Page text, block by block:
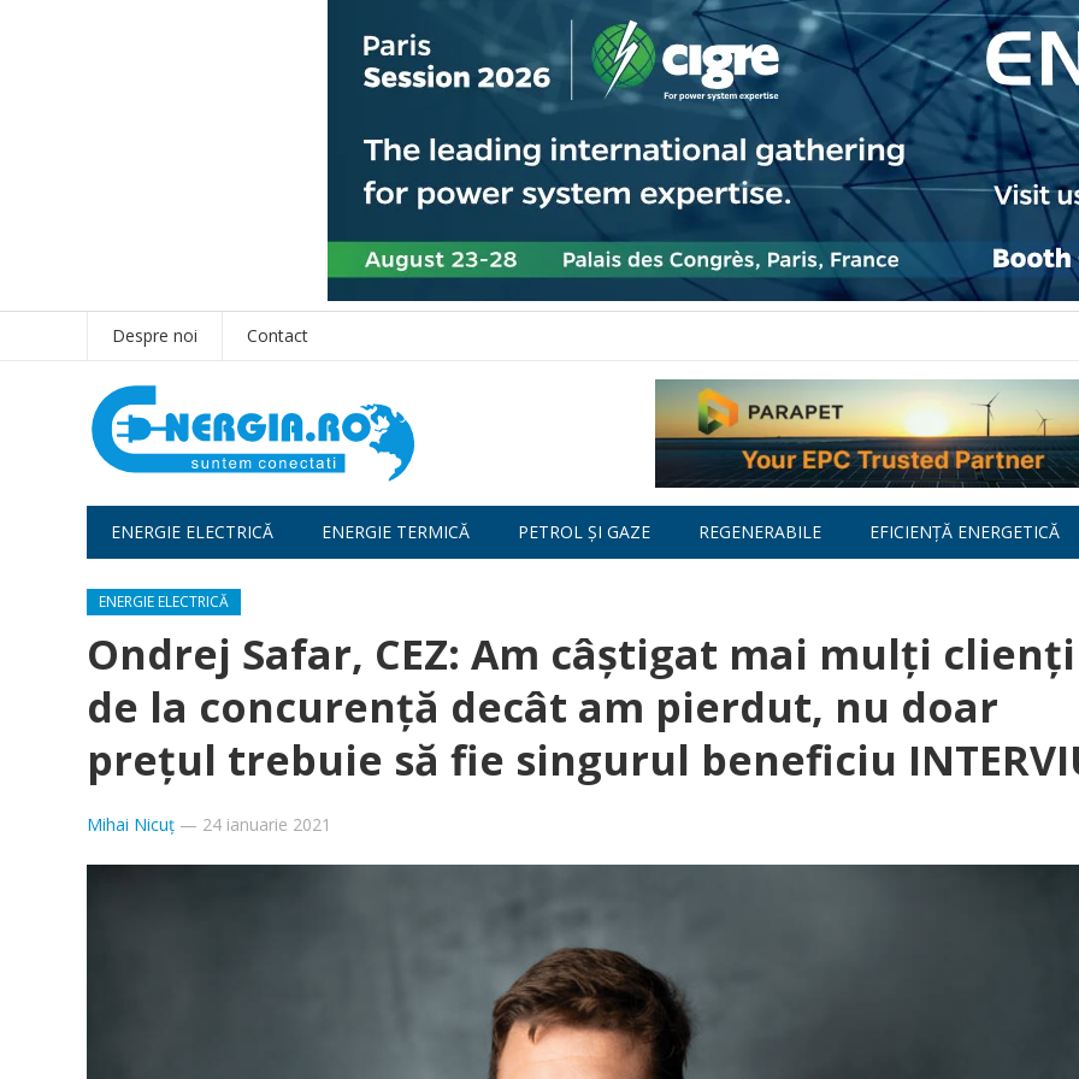
Despre noi Contact
ENERGIE ELECTRICĂ ENERGIE TERMICĂ PETROL ȘI GAZE REGENERABILE EFICIENȚĂ ENERGETICĂ
ENERGIE ELECTRICĂ
Ondrej Safar, CEZ: Am câștigat mai mulți clienți
de la concurență decât am pierdut, nu doar
prețul trebuie să fie singurul beneficiu
Mihai Nicuț — 24 ianuarie 2021